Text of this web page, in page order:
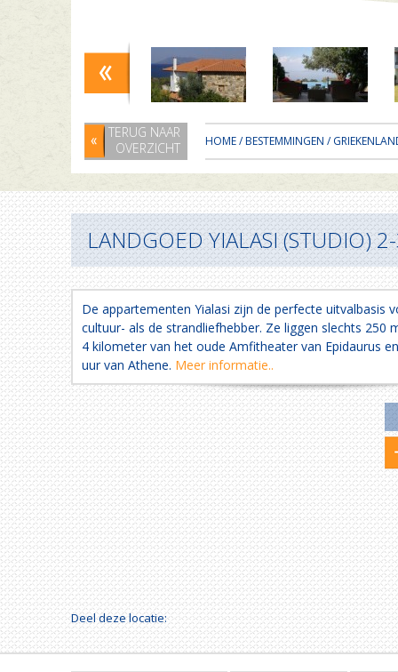
TERUG NAAR
OVERZICHT
HOME/BESTEMMINGEN /
LANDGOED YIALASI (STUDIO)
De appartementen Yialasi zijn de perfecte uitvalbasis
cultuur- als de strandliefhebber. Ze liggen slechts 250
4 kilometer van het oude Amfitheater van Epidaurus
uur van Athene. Meer informatie..
Deel deze locatie: